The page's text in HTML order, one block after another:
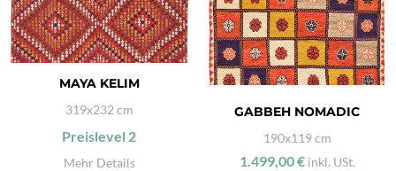
MAYA KELIM
319x232 cm
Preislevel 2
Mehr Details
GABBEH NOMADIC
190x119 cm
1.499,00 € inkl. USt.